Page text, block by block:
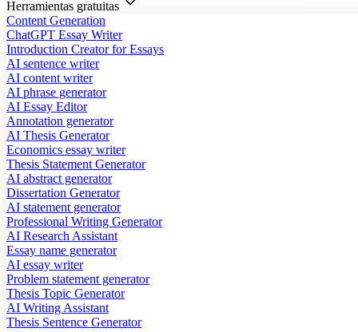
Herramientas gratuitas
Content Generation
ChatGPT Essay Writer
Introduction Creator for Essays
AI sentence writer
AI content writer
AI phrase generator
AI Essay Editor
Annotation generator
AI Thesis Generator
Economics essay writer
Thesis Statement Generator
AI abstract generator
Dissertation Generator
AI statement generator
Professional Writing Generator
AI Research Assistant
Essay name generator
AI essay writer
Problem statement generator
Thesis Topic Generator
AI Writing Assistant
Thesis Sentence Generator